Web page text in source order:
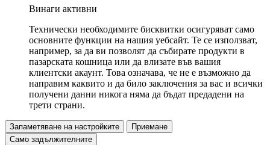
Винаги активни
Технически необходимите бисквитки осигуряват само
основните функции на нашия уебсайт. Те се използват,
например, за да ви позволят да събирате продукти в
пазарската кошница или да влизате във вашия
клиентски акаунт. Това означава, че не е възможно да
направим каквито и да било заключения за вас и всички
получени данни никога няма да бъдат предадени на
трети страни.
Запаметяване на настройките
Приемане
Само задължителните